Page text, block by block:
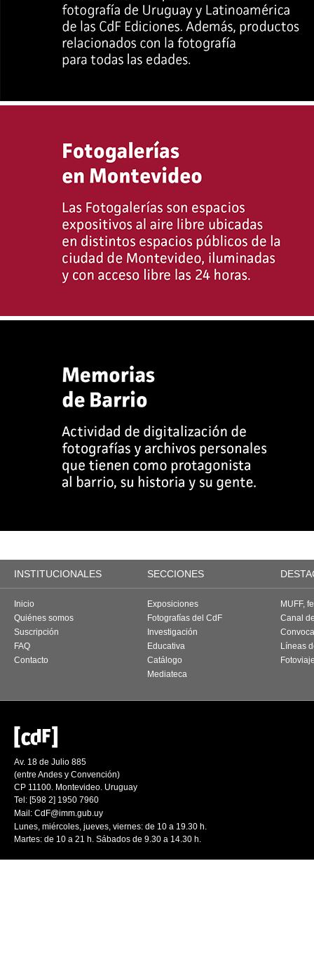
INSTITUCIONALES SECCIONES
Inicio
Quiénes somos
Suscripción
FAQ
Contacto
Exposiciones
Fotografías del CdF
Investigación
Educativa
Catálogo
Mediateca
MUFF,
Canal
Líneas
Av. 18 de Julio 885
(entre Andes y Convención)
CP 11100. Montevideo. Uruguay
Tel: [598 2] 1950 7960
Mail: CdF@imm.gub.uy
Lunes, miércoles, jueves, viernes: de 10 a 19.30 h.
Martes: de 10 a 21 h. Sábados de 9.30 a 14.30 h.